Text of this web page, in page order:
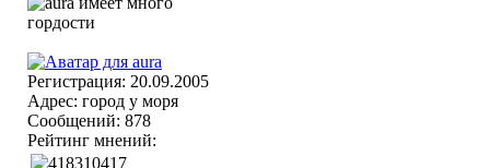
Регистрация: 20.09.2005
Адрес: город у моря
Сообщений: 878
Рейтинг мнений: